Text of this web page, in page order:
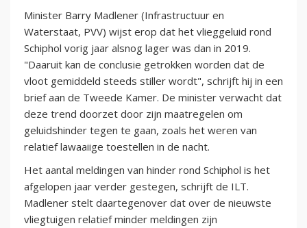
Minister Barry Madlener (Infrastructuur en
Waterstaat, PVV) wijst erop dat het vlieggeluid rond
Schiphol vorig jaar alsnog lager was dan in 2019.
"Daaruit kan de conclusie getrokken worden dat de
vloot gemiddeld steeds stiller wordt", schrijft hij in een
brief aan de Tweede Kamer. De minister verwacht dat
deze trend doorzet door zijn maatregelen om
geluidshinder tegen te gaan, zoals het weren van
relatief lawaaiige toestellen in de nacht.
Het aantal meldingen van hinder rond Schiphol is het
afgelopen jaar verder gestegen, schrijft de ILT.
Madlener stelt daartegenover dat over de nieuwste
vliegtuigen relatief minder meldingen zijn